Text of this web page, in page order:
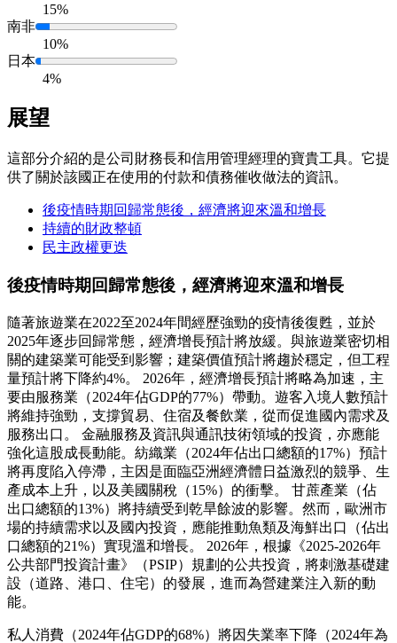
15%
南非
10%
日本
4%
展望
這部分介紹的是公司財務長和信用管理經理的寶貴工具。它提
供了關於該國正在使用的付款和債務催收做法的資訊。
後疫情時期回歸常態後，經濟將迎來溫和增長
持續的財政整頓
民主政權更迭
後疫情時期回歸常態後，經濟將迎來溫和增長
隨著旅遊業在2022至2024年間經歷強勁的疫情後復甦，並於
2025年逐步回歸常態，經濟增長預計將放緩。與旅遊業密切相
關的建築業可能受到影響；建築價值預計將趨於穩定，但工程
量預計將下降約4%。 2026年，經濟增長預計將略為加速，主
要由服務業（2024年佔GDP的77%）帶動。遊客入境人數預計
將維持強勁，支撐貿易、住宿及餐飲業，從而促進國內需求及
服務出口。 金融服務及資訊與通訊技術領域的投資，亦應能
強化這股成長動能。紡織業（2024年佔出口總額的17%）預計
將再度陷入停滯，主因是面臨亞洲經濟體日益激烈的競爭、生
產成本上升，以及美國關稅（15%）的衝擊。 甘蔗產業（佔
出口總額的13%）將持續受到乾旱餘波的影響。然而，歐洲市
場的持續需求以及國內投資，應能推動魚類及海鮮出口（佔出
口總額的21%）實現溫和增長。 2026年，根據《2025-2026年
公共部門投資計畫》（PSIP）規劃的公共投資，將刺激基礎建
設（道路、港口、住宅）的發展，進而為營建業注入新的動
能。
私人消費（2024年佔GDP的68%）將因失業率下降（2024年為